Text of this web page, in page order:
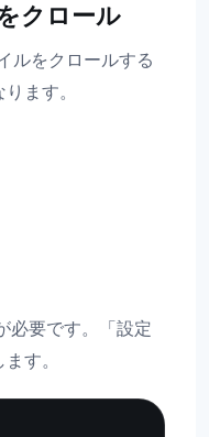
クロール
ルをクロールする
ます。
必要です。「設定
す。